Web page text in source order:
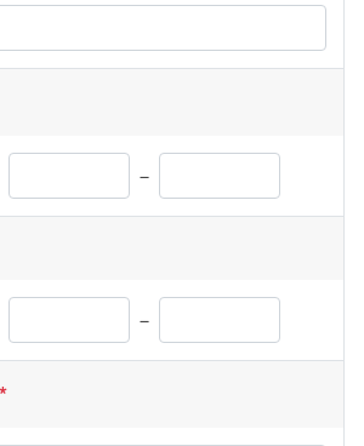
－
－